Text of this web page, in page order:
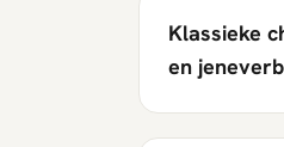
Klassieke
en